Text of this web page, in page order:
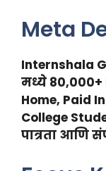
Meta
Internshala
मध्ये 80,000+
Home, Paid
College
पात्रता आणि